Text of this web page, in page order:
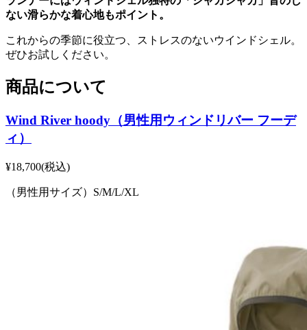
ない滑らかな着心地もポイント。
これからの季節に役立つ、ストレスのないウインドシェル。
ぜひお試しください。
商品について
Wind River hoody（男性用ウィンドリバー フーデ
ィ）
¥18,700(税込)
（男性用サイズ）S/M/L/XL